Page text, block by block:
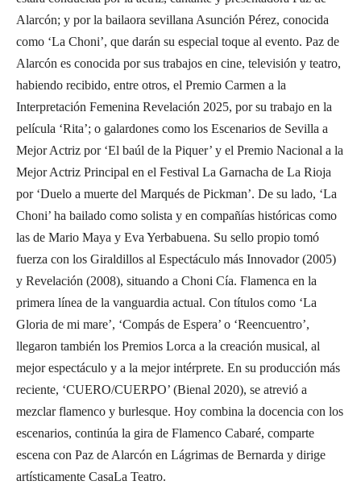
Alarcón; y por la bailaora sevillana Asunción Pérez, conocida
como ‘La Choni’, que darán su especial toque al evento. Paz de
Alarcón es conocida por sus trabajos en cine, televisión y teatro,
habiendo recibido, entre otros, el Premio Carmen a la
Interpretación Femenina Revelación 2025, por su trabajo en la
película ‘Rita’; o galardones como los Escenarios de Sevilla a
Mejor Actriz por ‘El baúl de la Piquer’ y el Premio Nacional a la
Mejor Actriz Principal en el Festival La Garnacha de La Rioja
por ‘Duelo a muerte del Marqués de Pickman’. De su lado, ‘La
Choni’ ha bailado como solista y en compañías históricas como
las de Mario Maya y Eva Yerbabuena. Su sello propio tomó
fuerza con los Giraldillos al Espectáculo más Innovador (2005)
y Revelación (2008), situando a Choni Cía. Flamenca en la
primera línea de la vanguardia actual. Con títulos como ‘La
Gloria de mi mare’, ‘Compás de Espera’ o ‘Reencuentro’,
llegaron también los Premios Lorca a la creación musical, al
mejor espectáculo y a la mejor intérprete. En su producción más
reciente, ‘CUERO/CUERPO’ (Bienal 2020), se atrevió a
mezclar flamenco y burlesque. Hoy combina la docencia con los
escenarios, continúa la gira de Flamenco Cabaré, comparte
escena con Paz de Alarcón en Lágrimas de Bernarda y dirige
artísticamente CasaLa Teatro.